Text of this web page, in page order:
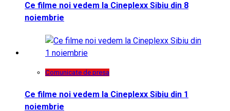
Ce filme noi vedem la Cineplexx Sibiu din 8
noiembrie
Comunicate de presa
Ce filme noi vedem la Cineplexx Sibiu din 1
noiembrie